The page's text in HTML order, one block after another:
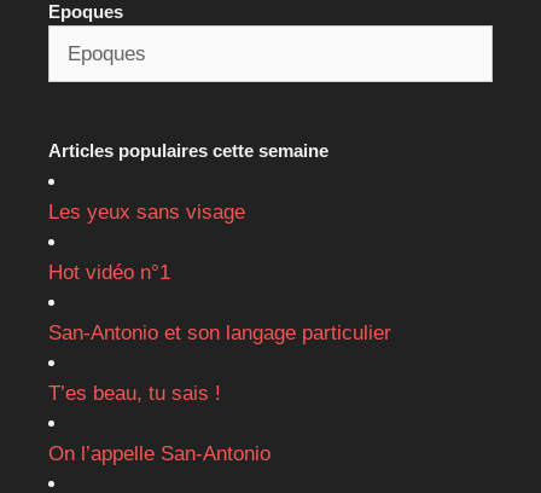
Epoques
Articles populaires cette semaine
Les yeux sans visage
Hot vidéo n°1
San-Antonio et son langage particulier
T’es beau, tu sais !
On l’appelle San-Antonio